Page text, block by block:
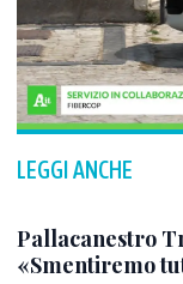
LEGGI ANCHE
Pallacanestro
«Smentiremo